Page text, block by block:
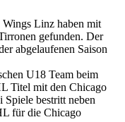
Linz haben mit
gefunden. Der
abgelaufenen Saison
U18 Team beim
Titel mit den Chicago
bestritt neben
für die Chicago